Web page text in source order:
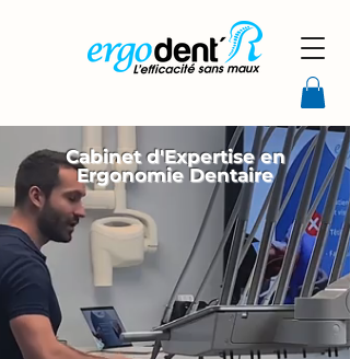
Cabinet d'Expertise en
Ergonomie Dentaire